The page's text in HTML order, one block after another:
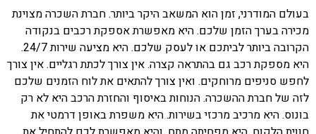
בעולם המודרני, זמן הוא המשאב היקר ביותר. חברת השכרה מצוינת
מכירה בערך הזמן שלכם. היא מאפשרת אספקת רכבים בנקודה
הקרובה ביותר לביתכם או לעסק שלכם. היא מציעה שירות 24/7.
היא מספקת רכב גם בהתראה קצרה. אין צורך לכתת רגליים. אין צורך
לחפש סניפים מרוחקים. ואין צורך להתאים את לוח הזמנים שלכם
לזה של חברת ההשכרה. הנוחות באיסוף והחזרת הרכב היא לא רק
בונוס. היא מרכיב מרכזי בשירות. היא משפרת באופן דרמטי את